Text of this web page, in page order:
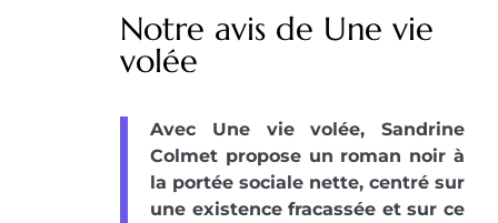
Notre avis de Une vie
volée
Avec Une vie volée, Sandrine
Colmet propose un roman noir à
la portée sociale nette, centré sur
une existence fracassée et sur ce